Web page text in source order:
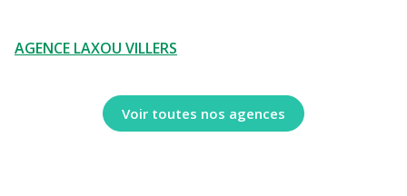
AGENCE LAXOU VILLERS
Voir toutes nos agences